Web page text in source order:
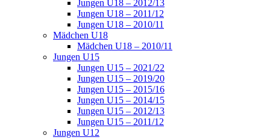
Jungen U18 – 2012/13
Jungen U18 – 2011/12
Jungen U18 – 2010/11
Mädchen U18
Mädchen U18 – 2010/11
Jungen U15
Jungen U15 – 2021/22
Jungen U15 – 2019/20
Jungen U15 – 2015/16
Jungen U15 – 2014/15
Jungen U15 – 2012/13
Jungen U15 – 2011/12
Jungen U12